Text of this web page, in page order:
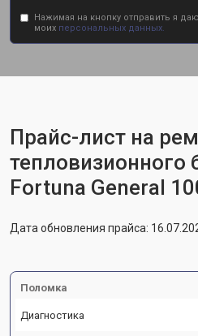
Нажимая на кнопку отправить я
моих персональных данных.
Прайс-лист на
тепловизионного
Fortuna General
Дата обновления прайса:
Поломка
Диагностика